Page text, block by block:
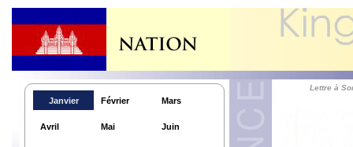
Janvier Février Mars
Avril Mai Juin
KIRO, GOUVERNEURE GÉNÉRALE de la
Lettre à Son Excellence Monsieur ANURA KUMARA
DISSANAYAKE, PRÉSIDENT de la RÉPUBLIQUE
Lettre à Son Excellence Madame DROUPADI
MURMU, PRÉSIDENTE de la RÉPUBLIQUE de
l’INDE.
MOSTYN AC, GOUVERNEURE GÉNÉRALE du
Lettre à